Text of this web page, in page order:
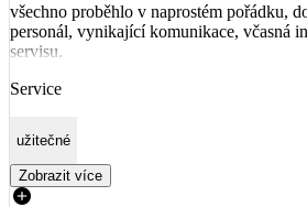
všechno proběhlo v naprostém pořádku,
personál, vynikající komunikace, včasná
servisu.
Service
užitečné
Zobrazit více